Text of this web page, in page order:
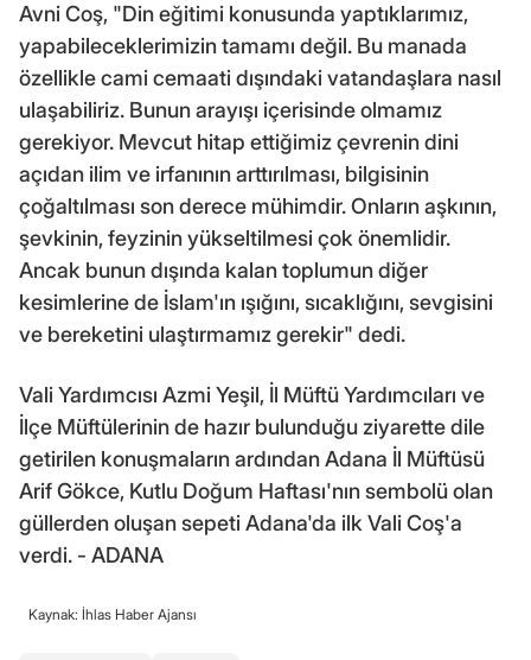
Avni Coş, "Din eğitimi konusunda yaptıklarımız,
yapabileceklerimizin tamamı değil. Bu manada
özellikle cami cemaati dışındaki vatandaşlara nasıl
ulaşabiliriz. Bunun arayışı içerisinde olmamız
gerekiyor. Mevcut hitap ettiğimiz çevrenin dini
açıdan ilim ve irfanının arttırılması, bilgisinin
çoğaltılması son derece mühimdir. Onların aşkının,
şevkinin, feyzinin yükseltilmesi çok önemlidir.
Ancak bunun dışında kalan toplumun diğer
kesimlerine de İslam'ın ışığını, sıcaklığını, sevgisini
ve bereketini ulaştırmamız gerekir" dedi.
Vali Yardımcısı Azmi Yeşil, İl Müftü Yardımcıları ve
İlçe Müftülerinin de hazır bulunduğu ziyarette dile
getirilen konuşmaların ardından Adana İl Müftüsü
Arif Gökce, Kutlu Doğum Haftası'nın sembolü olan
güllerden oluşan sepeti Adana'da ilk Vali Coş'a
verdi. - ADANA
Kaynak: İhlas Haber Ajansı